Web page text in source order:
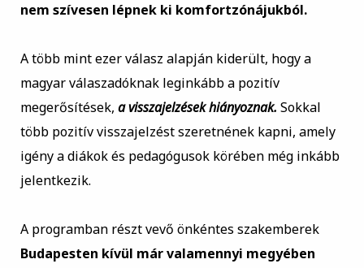
nem szívesen lépnek ki komfortzónájukból.
A több mint ezer válasz alapján kiderült, hogy a
magyar válaszadóknak leginkább a pozitív
megerősítések, a visszajelzések hiányoznak. Sokkal
több pozitív visszajelzést szeretnének kapni, amely
igény a diákok és pedagógusok körében még inkább
jelentkezik.
A programban részt vevő önkéntes szakemberek
Budapesten kívül már valamennyi megyében